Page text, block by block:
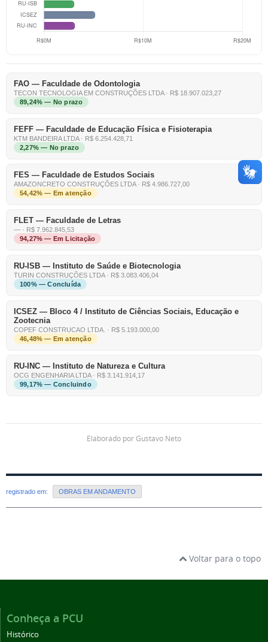
FAO — Faculdade de Odontologia
TECON TECNOLOGIA EM CONSTRUÇÕES LTDA · R$ 18.907.023,27
89,24% — No prazo
FEFF — Faculdade de Educação Física e Fisioterapia
KTM BANDEIRA LTDA · R$ 6.254.428,71
2,27% — No prazo
FES — Faculdade de Estudos Sociais
AMAZONCRETO CONSTRUÇÕES LTDA · R$ 4.986.727,00
54,42% — Em atenção
FLET — Faculdade de Letras
— · R$ 7.962.845,53
94,27% — Em Licitação
RU-ISB — Instituto de Saúde e Biotecnologia
TURIN CONSTRUÇÕES LTDA · R$ 3.083.406,04
100% — Concluída
ICSEZ — Bloco 4 / Instituto de Ciências Sociais, Educação e
Zootecnia
COPEF CONSTRUCAO LTDA. · R$ 5.193.000,00
46,48% — Em atenção
RU-INC — Instituto de Natureza e Cultura
OCG ENGENHARIA LTDA · R$ 3.141.914,17
99,17% — Concluindo
Elaborado por Gustavo Neto
registrado em: OBRAS EM ANDAMENTO
Voltar para o topo
Conheça a PCU
Histórico